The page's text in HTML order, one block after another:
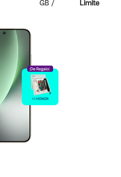
GB
Limite